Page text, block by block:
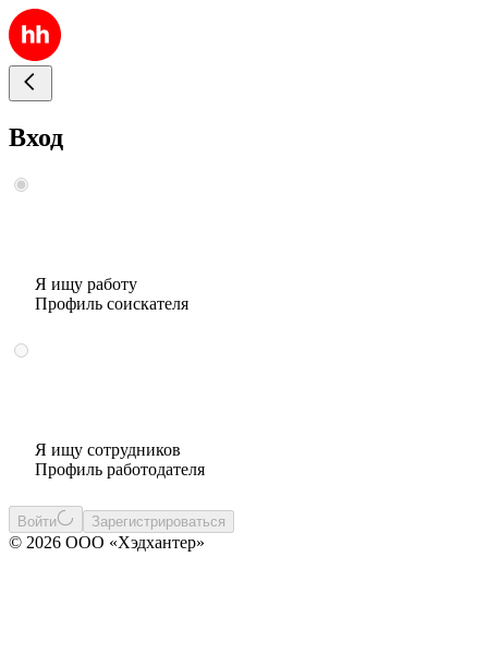
Вход
Я ищу работу
Профиль соискателя
Я ищу сотрудников
Профиль работодателя
Войти Зарегистрироваться
© 2026 ООО «Хэдхантер»